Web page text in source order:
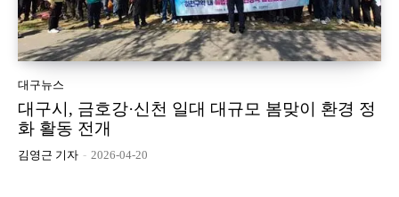
대구뉴스
대구시, 금호강·신천 일대 대규모 봄맞이 환경 정
화 활동 전개
김영근 기자 - 2026-04-20